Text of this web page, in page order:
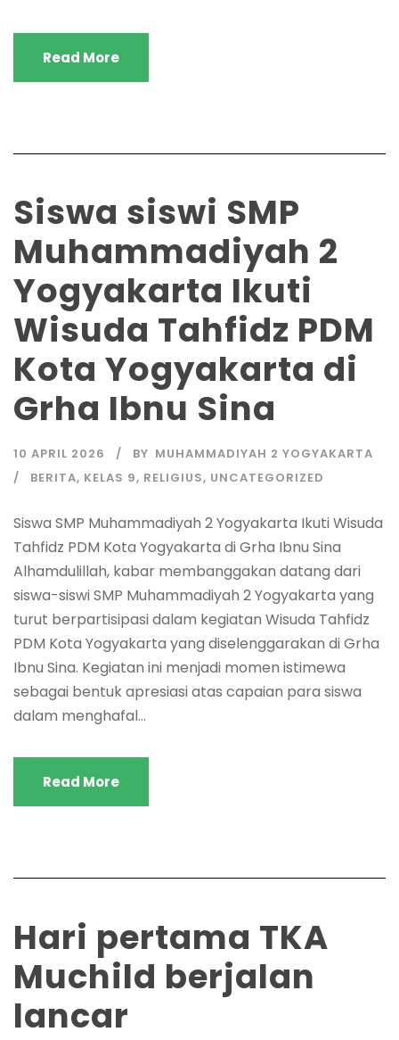
Read More
Siswa siswi SMP
Muhammadiyah 2
Yogyakarta Ikuti
Wisuda Tahfidz PDM
Kota Yogyakarta di
Grha Ibnu Sina
10 APRIL 2026 BY MUHAMMADIYAH 2 YOGYAKARTA
BERITA, KELAS 9, RELIGIUS, UNCATEGORIZED
Siswa SMP Muhammadiyah 2 Yogyakarta Ikuti Wisuda
Tahfidz PDM Kota Yogyakarta di Grha Ibnu Sina
Alhamdulillah, kabar membanggakan datang dari
siswa-siswi SMP Muhammadiyah 2 Yogyakarta yang
turut berpartisipasi dalam kegiatan Wisuda Tahfidz
PDM Kota Yogyakarta yang diselenggarakan di Grha
Ibnu Sina. Kegiatan ini menjadi momen istimewa
sebagai bentuk apresiasi atas capaian para siswa
dalam menghafal...
Read More
Hari pertama TKA
Muchild berjalan
lancar